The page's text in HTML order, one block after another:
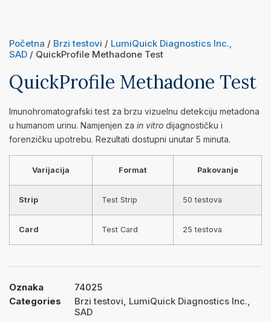
Početna / Brzi testovi / LumiQuick Diagnostics Inc.,
SAD / QuickProfile Methadone Test
QuickProfile Methadone Test
Imunohromatografski test za brzu vizuelnu detekciju metadona
u humanom urinu. Namjenjen za in vitro dijagnostičku i
forenzičku upotrebu. Rezultati dostupni unutar 5 minuta.
Varijacija Format Pakovanje
Strip Test Strip 50 testova
Card Test Card 25 testova
Oznaka
74025
Categories
Brzi testovi, LumiQuick Diagnostics Inc.,
SAD